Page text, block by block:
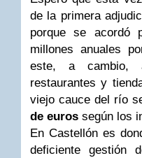
de la primera
porque se acordó
millones anuales
este, a cambio,
restaurantes y
viejo cauce del río
de euros según los
En Castellón es
deficiente gestión